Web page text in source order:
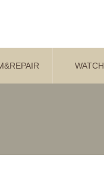
WATCH